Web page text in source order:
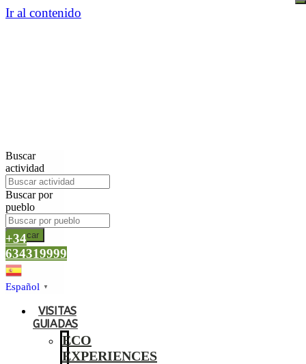
Ir al contenido
Buscar
actividad
Buscar por
pueblo
Buscar
+34
634319999
Español ▼
VISITAS
GUIADAS
ECO
EXPERIENCES